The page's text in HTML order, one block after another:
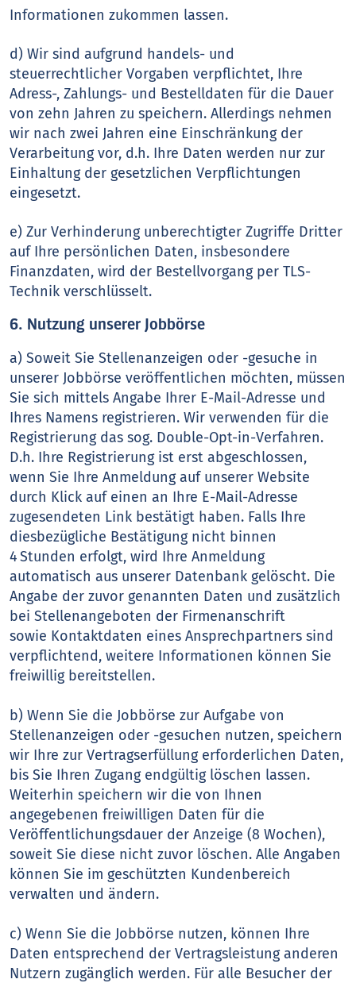
Informationen zukommen lassen.
d) Wir sind aufgrund handels- und
steuerrechtlicher Vorgaben verpflichtet, Ihre
Adress-, Zahlungs- und Bestelldaten für die Dauer
von zehn Jahren zu speichern. Allerdings nehmen
wir nach zwei Jahren eine Einschränkung der
Verarbeitung vor, d.h. Ihre Daten werden nur zur
Einhaltung der gesetzlichen Verpflichtungen
eingesetzt.
e) Zur Verhinderung unberechtigter Zugriffe Dritter
auf Ihre persönlichen Daten, insbesondere
Finanzdaten, wird der Bestellvorgang per TLS-
Technik verschlüsselt.
6. Nutzung unserer Jobbörse
a) Soweit Sie Stellenanzeigen oder -gesuche in
unserer Jobbörse veröffentlichen möchten, müssen
Sie sich mittels Angabe Ihrer E-Mail-Adresse und
Ihres Namens registrieren. Wir verwenden für die
Registrierung das sog. Double-Opt-in-Verfahren.
D.h. Ihre Registrierung ist erst abgeschlossen,
wenn Sie Ihre Anmeldung auf unserer Website
durch Klick auf einen an Ihre E-Mail-Adresse
zugesendeten Link bestätigt haben. Falls Ihre
diesbezügliche Bestätigung nicht binnen
4 Stunden erfolgt, wird Ihre Anmeldung
automatisch aus unserer Datenbank gelöscht. Die
Angabe der zuvor genannten Daten und zusätzlich
bei Stellenangeboten der Firmenanschrift
sowie Kontaktdaten eines Ansprechpartners sind
verpflichtend, weitere Informationen können Sie
freiwillig bereitstellen.
b) Wenn Sie die Jobbörse zur Aufgabe von
Stellenanzeigen oder -gesuchen nutzen, speichern
wir Ihre zur Vertragserfüllung erforderlichen Daten,
bis Sie Ihren Zugang endgültig löschen lassen.
Weiterhin speichern wir die von Ihnen
angegebenen freiwilligen Daten für die
Veröffentlichungsdauer der Anzeige (8 Wochen),
soweit Sie diese nicht zuvor löschen. Alle Angaben
können Sie im geschützten Kundenbereich
verwalten und ändern.
c) Wenn Sie die Jobbörse nutzen, können Ihre
Daten entsprechend der Vertragsleistung anderen
Nutzern zugänglich werden. Für alle Besucher der